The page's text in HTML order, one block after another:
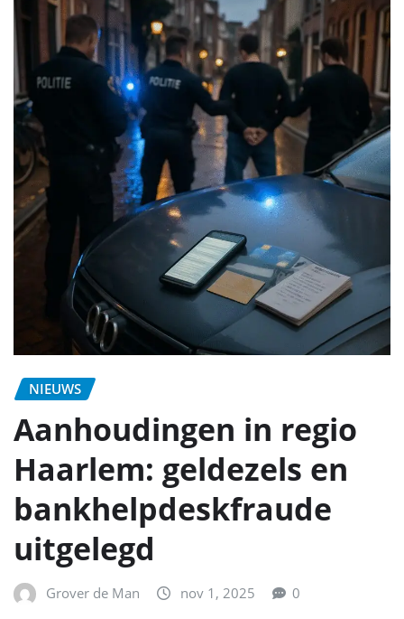
NIEUWS
Aanhoudingen in regio
Haarlem: geldezels en
bankhelpdeskfraude
uitgelegd
Grover de Man nov 1, 2025 0